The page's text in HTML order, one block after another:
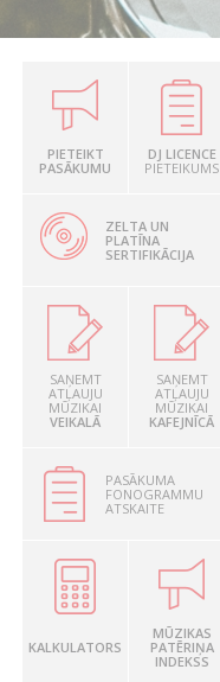
PIETEIKT
PASĀKUMU
DJ LICENCE
PIETEIKUMS
ZELTA UN
PLATĪNA
SERTIFIKĀCIJA
SAŅEMT
ATĻAUJU
MŪZIKAI
VEIKALĀ
SAŅEMT
ATĻAUJU
MŪZIKAI
KAFEJNĪCĀ
PASĀKUMA
FONOGRAMMU
ATSKAITE
KALKULATORS
MŪZIKAS
PATĒRIŅA
INDEKSS